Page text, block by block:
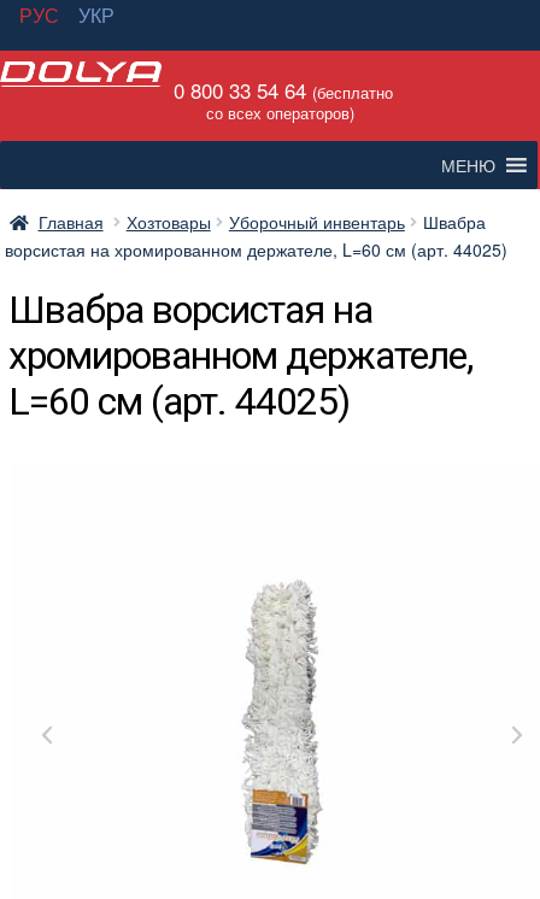
РУС
УКР
Перейти
навигации
Перейти
содержимому
0 800 33 54 64 (бесплатно
со всех операторов)
МЕНЮ
Главная Хозтовары Уборочный инвентарь
Швабра
ворсистая на хромированном держателе, L=60 см (арт. 44025)
Швабра ворсистая на
хромированном держателе,
L=60 см (арт. 44025)